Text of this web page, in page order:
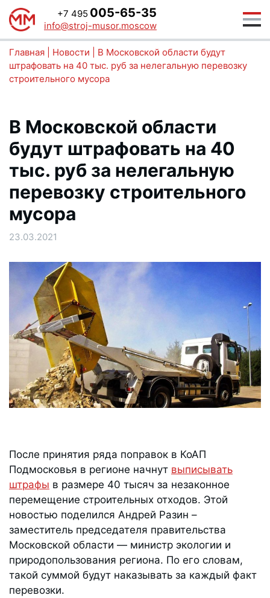
+7 495 005-65-35
info@stroj-musor.moscow
Главная Новости
В Московской области будут
штрафовать на 40 тыс. руб за нелегальную перевозку
строительного мусора
В Московской области
будут штрафовать на 40
тыс. руб за нелегальную
перевозку строительного
мусора
23.03.2021
После принятия ряда поправок в КоАП
Подмосковья в регионе начнут выписывать
штрафы в размере 40 тысяч за незаконное
перемещение строительных отходов. Этой
новостью поделился Андрей Разин –
заместитель председателя правительства
Московской области — министр экологии и
природопользования региона. По его словам,
такой суммой будут наказывать за каждый факт
перевозки.